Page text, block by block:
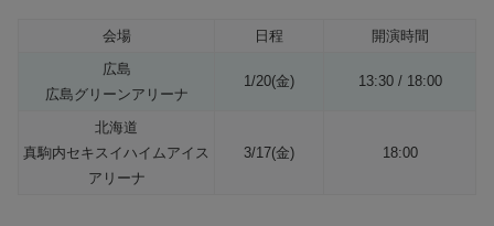
会場 日程
開演時間
広島
広島グリーンアリーナ
1/20(金) 13:30 / 18:00
北海道
真駒内セキスイハイムアイス
アリーナ
3/17(金) 18:00